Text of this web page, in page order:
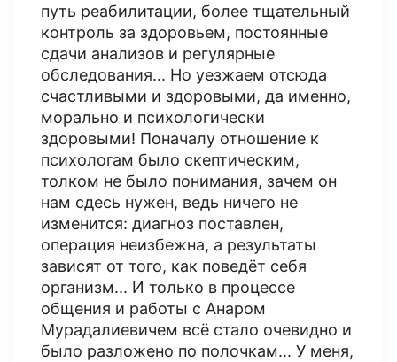
путь реабилитации, более тщательный
контроль за здоровьем, постоянные
сдачи анализов и регулярные
обследования... Но уезжаем отсюда
счастливыми и здоровыми, да именно,
морально и психологически
здоровыми! Поначалу отношение к
психологам было скептическим,
толком не было понимания, зачем он
нам сдесь нужен, ведь ничего не
изменится: диагноз поставлен,
операция неизбежна, а результаты
зависят от того, как поведёт себя
организм... И только в процессе
общения и работы с Анаром
Мурадалиевичем всё стало очевидно и
было разложено по полочкам... У меня,